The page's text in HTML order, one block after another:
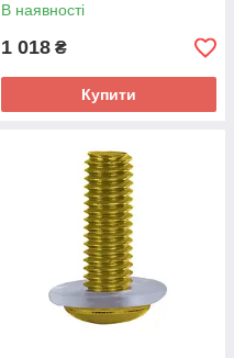
В наявності
1 018 ₴
Купити